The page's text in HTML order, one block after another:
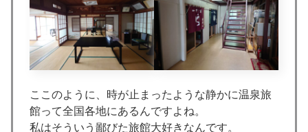
ここのように、時が止まったような静かに温泉旅
館って全国各地にあるんですよね。
私はそういう鄙びた旅館大好きなんです。